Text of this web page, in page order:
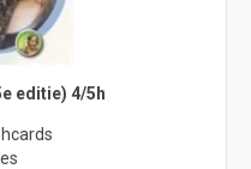
editie) 4/5h